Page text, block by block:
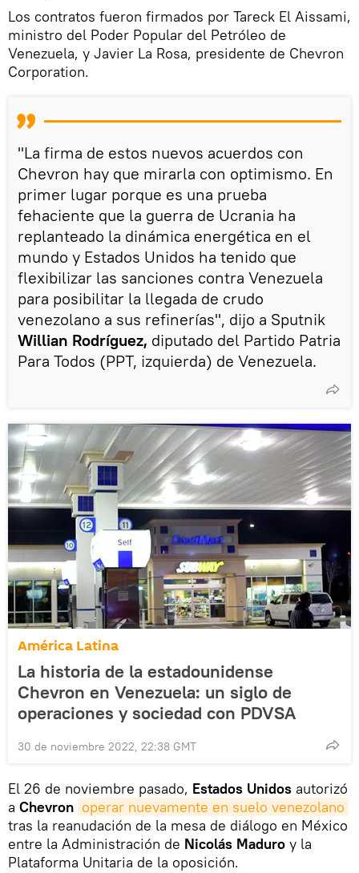
Los contratos fueron firmados por Tareck El Aissami,
ministro del Poder Popular del Petróleo de
Venezuela, y Javier La Rosa, presidente de Chevron
Corporation.
"La firma de estos nuevos acuerdos con
Chevron hay que mirarla con optimismo. En
primer lugar porque es una prueba
fehaciente que la guerra de Ucrania ha
replanteado la dinámica energética en el
mundo y Estados Unidos ha tenido que
flexibilizar las sanciones contra Venezuela
para posibilitar la llegada de crudo
venezolano a sus refinerías", dijo a Sputnik
Willian Rodríguez, diputado del Partido Patria
Para Todos (PPT, izquierda) de Venezuela.
América Latina
La historia de la estadounidense
Chevron en Venezuela: un siglo de
operaciones y sociedad con PDVSA
30 de noviembre 2022, 22:38 GMT
El 26 de noviembre pasado, Estados Unidos autorizó
a Chevron operar nuevamente en suelo venezolano
tras la reanudación de la mesa de diálogo en México
entre la Administración de Nicolás Maduro y la
Plataforma Unitaria de la oposición.